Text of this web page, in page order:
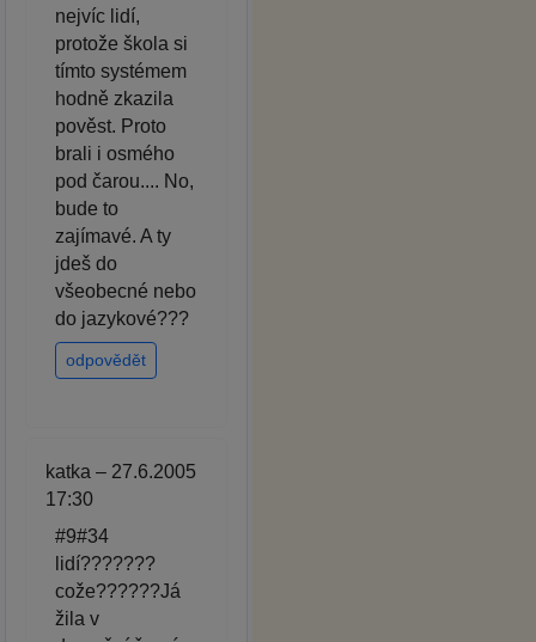
nejvíc lidí,
protože škola si
tímto systémem
hodně zkazila
pověst. Proto
brali i osmého
pod čarou.... No,
bude to
zajímavé. A ty
jdeš do
všeobecné nebo
do jazykové???
odpovědět
katka – 27.6.2005
17:30
#9#34
lidí???????
cože??????Já
žila v